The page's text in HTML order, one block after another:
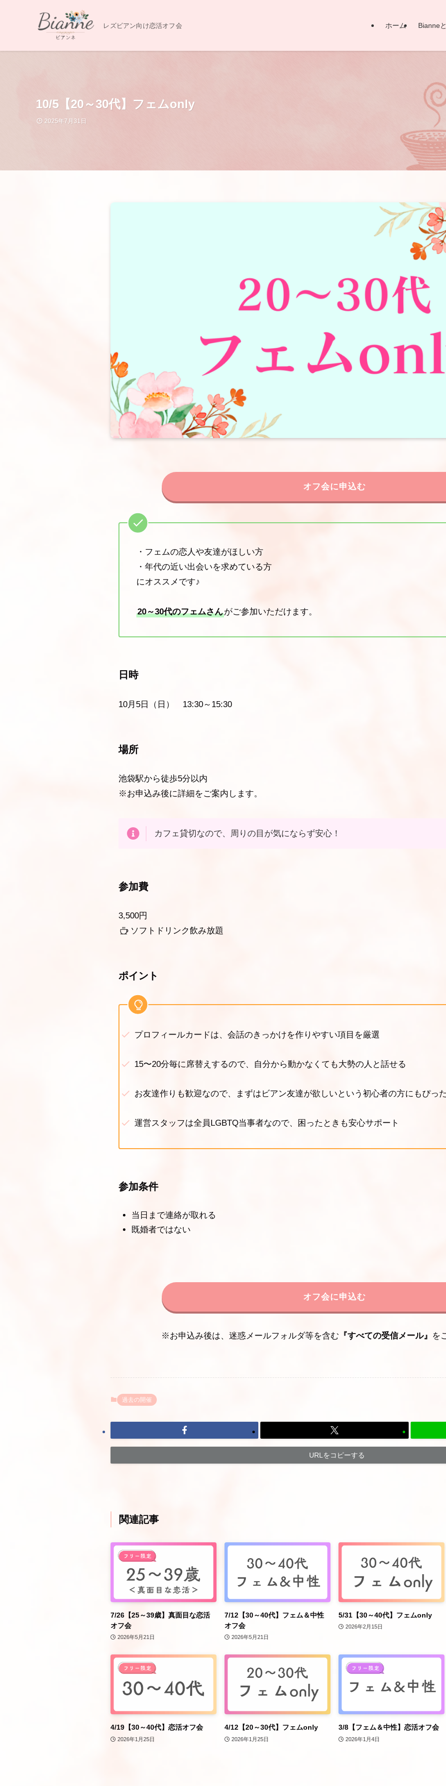
レズビアン向け恋活オフ会 ホーム Bianne
10/5【20～30代】フェムonly
2025年7月31日
オフ会に申込む
・フェムの恋人や友達がほしい方
・年代の近い出会いを求めている方
にオススメです♪
20～30代のフェムさんがご参加いただけます。
日時
10月5日（日） 13:30～15:30
場所
池袋駅から徒歩5分以内
※お申込み後に詳細をご案内します。
カフェ貸切なので、周りの目が気にならず安心！
参加費
3,500円
ソフトドリンク飲み放題
ポイント
プロフィールカードは、会話のきっかけを作りやすい項目を厳選
15〜20分毎に席替えするので、自分から動かなくても大勢の人と話せる
お友達作りも歓迎なので、まずはビアン友達が欲しいという初心者の方にもぴっ
運営スタッフは全員LGBTQ当事者なので、困ったときも安心サポート
参加条件
当日まで連絡が取れる
既婚者ではない
オフ会に申込む
※お申込み後は、迷惑メールフォルダ等を含む 『すべての受信メール』 を
過去の開催
URLをコピーする
関連記事
7/26【25～39歳】真面目な恋活
オフ会
2026年5月21日
7/12【30～40代】フェム＆中性
オフ会
2026年5月21日
5/31【30～40代】フェムonly
2026年2月15日
4/19【30～40代】恋活オフ会
2026年1月25日
4/12【20～30代】フェムonly
2026年1月25日
3/8【フェム＆中性】恋活オフ会
2026年1月4日